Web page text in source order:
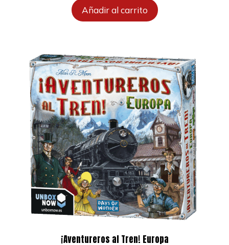
original
era:
actual
es:
Añadir al carrito
¡Aventureros al Tren! Europa